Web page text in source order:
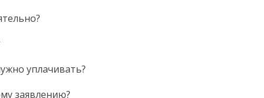
уплачивать?
заявлению?